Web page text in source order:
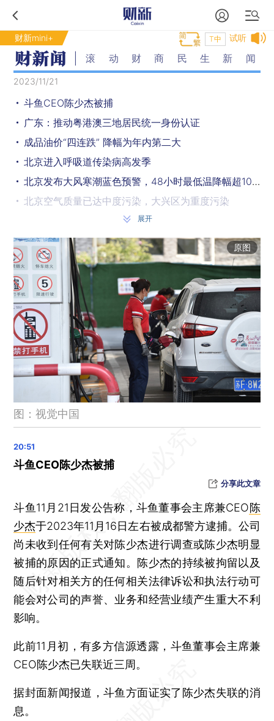
财新mini+ 试听
T中
滚动财商民生新闻
2023/11/21
斗鱼CEO陈少杰被捕
广东：推动粤港澳三地居民统一身份认证
成品油价“四连跌” 降幅为年内第二大
北京进入呼吸道传染病高发季
北京发布大风寒潮蓝色预警，48小时最低温降幅超10℃
北京空气质量已达中度污染，大兴区为重度污染
公安部：缅北共向我方移交电诈犯罪嫌疑人3.1万名
北斗系统正式加入国际民航组织标准，今后可在全球民航通用
今年前三季度全国演出票房收入315.4亿元
武汉东莞杭州跻身超大城市行列，合肥苏州成为特大城市
暴雪、寒潮和大风，中央气象台连发三预警
海南东方对6名非法滞留境外涉诈重点人员公开劝返
特斯拉中国又涨价 Model Y长续航版售价上调2000元
江苏无锡一纺织厂起火致7人死亡
晨读荐闻（国内、国际、市场消息28条）
李强已任中央金融委主任 主持会议推动金融高质量发展
人民币汇率延续强势升值至7.16关口
展开
原图
图：视觉中国
斗鱼CEO陈少杰被捕
分享此文章
斗鱼11月21日发公告称，斗鱼董事会主席兼CEO陈
少杰于2023年11月16日左右被成都警方逮捕。公司
尚未收到任何有关对陈少杰进行调查或陈少杰明显
被捕的原因的正式通知。陈少杰的持续被拘留以及
随后针对相关方的任何相关法律诉讼和执法行动可
能会对公司的声誉、业务和经营业绩产生重大不利
影响。
此前11月初，有多方信源透露，斗鱼董事会主席兼
CEO陈少杰已失联近三周。
据封面新闻报道，斗鱼方面证实了陈少杰失联的消
息。